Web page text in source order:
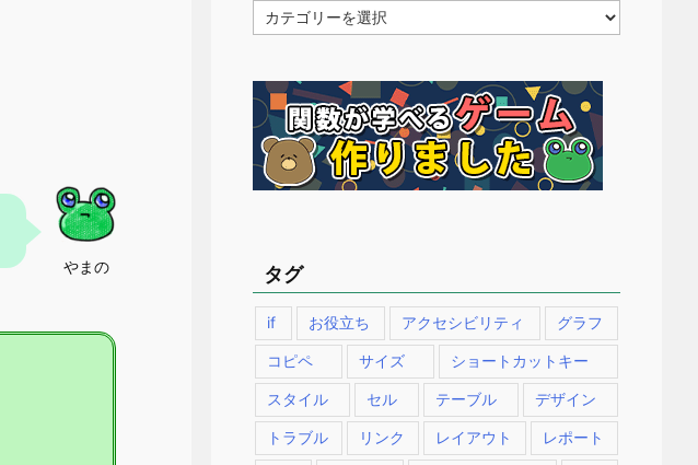
やまの
テ
ー
タグ
if お役立ち アクセシビリティ グラフ
コピペ サイズ ショートカットキー
スタイル セル テーブル デザイン
トラブル リンク レイアウト レポート